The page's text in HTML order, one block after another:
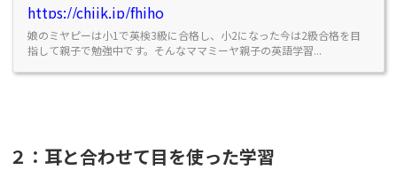
https://chiik.jp/fhiho
娘のミヤピーは小1で英検3級に合格し、小2になった今は2級合格を目
指して親子で勉強中です。そんなママミーヤ親子の英語学習...
２：耳と合わせて目を使った学習